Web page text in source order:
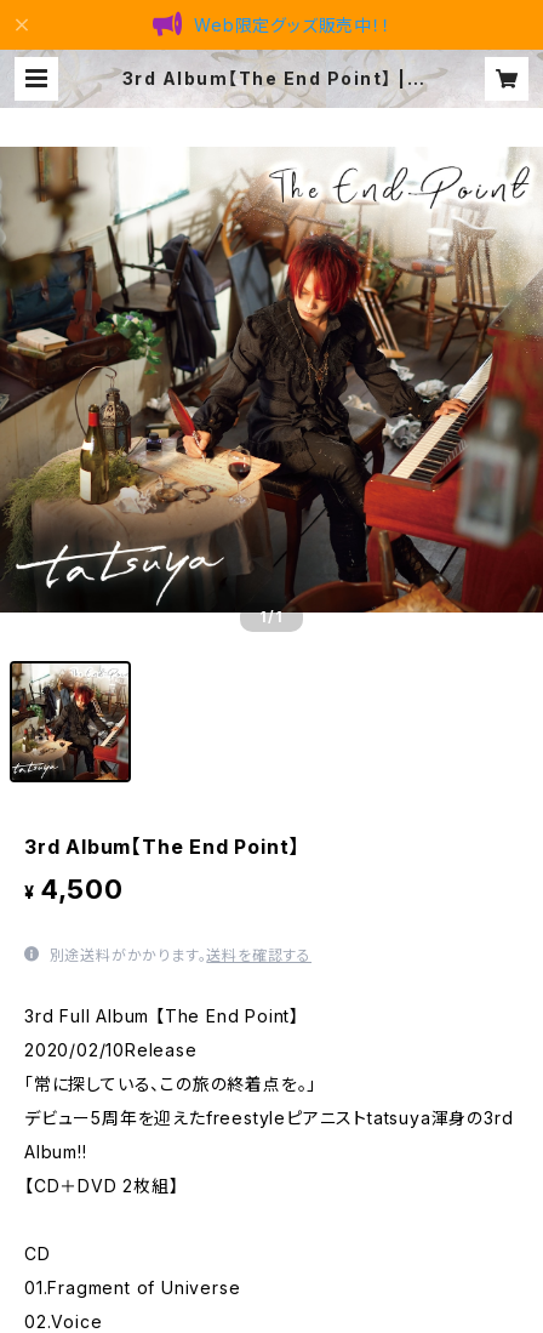
Web限定グッズ販売中！！
3rd Album【The End Point】 | t
atsuya official SHOP
1/1
3rd Album【The End Point】
¥ 4,500
別途送料がかかります。送料を確認する
3rd Full Album 【The End Point】
2020/02/10Release
「常に探している、この旅の終着点を。」
デビュー5周年を迎えたfreestyleピアニストtatsuya渾身の3rd
Album!!
【CD＋DVD 2枚組】
CD
01.Fragment of Universe
02.Voice